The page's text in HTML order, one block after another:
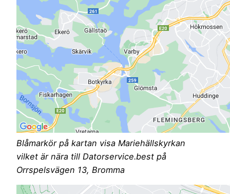
Blåmarkör på kartan visa Mariehällskyrkan
vilket är nära till Datorservice.best på
Orrspelsvägen 13, Bromma